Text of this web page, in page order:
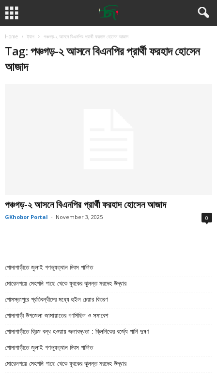
Home ট্যাগ পঞ্চগড়-২ আসনে বিএনপির প্রার্থী ফরহাদ হোসেন আজাদ
Tag: পঞ্চগড়-২ আসনে বিএনপির প্রার্থী ফরহাদ হোসেন
আজাদ
পঞ্চগড়-২ আসনে বিএনপির প্রার্থী ফরহাদ হোসেন আজাদ
GKhobor Portal - November 3, 2025 0
গোদাগাড়ীতে জুলাই গণভ্যুত্থান দিবস পালিত
মোরেলগঞ্জে মেহগনি গাছে থেকে যুবকের ঝুলন্ত মরদেহ উদ্ধার
গোমস্তাপুরে প্রতিবন্ধীদের মধ্যে হুইল চেয়ার বিতরণ
গোদাগাড়ী উপজেলা জামায়াতের গণমিছিল ও সমাবেশ
গোদাগাড়ীতে ব্রিজ বন্ধ হওয়ায় জলাবদ্ধতা : ক্লিনিকের বর্জ্যে পানি দুষণ
গোদাগাড়ীতে জুলাই গণভ্যুত্থান দিবস পালিত
মোরেলগঞ্জে মেহগনি গাছে থেকে যুবকের ঝুলন্ত মরদেহ উদ্ধার